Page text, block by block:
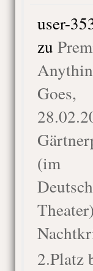
user-
zu
Goes,
(im
2.Platz